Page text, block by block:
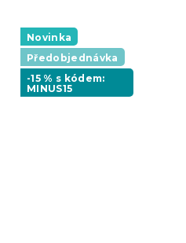
Novinka
Předobjednávka
-15 % s kódem:
MINUS15